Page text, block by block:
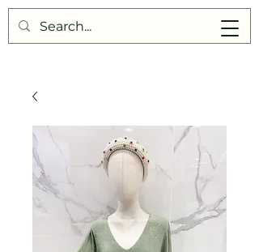
Points de Suture